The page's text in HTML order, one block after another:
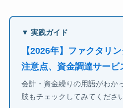
▼ 実践ガイド
【2026年】ファクタリ
注意点、資金調達サー
会計・資金繰りの用語がわか
肢もチェックしてみてくださ